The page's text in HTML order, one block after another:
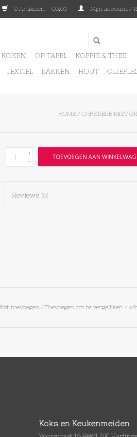
0 Artikelen - €0,00 Mijn account /
KOKEN OP TAFEL
KOFFIE & THEE
TEXTIEL BAKKEN HOUT
HOME / CAFETIERE MIST
+
-
TOEVOEGEN AAN
Reviews (0)
toevoegen/ Toevoegen om te vergelijken /
Koks en Keukenmeiden